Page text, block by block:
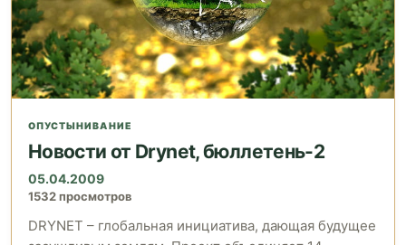
ОПУСТЫНИВАНИЕ
Новости от Drynet, бюллетень-2
05.04.2009
1532 просмотров
DRYNET – глобальная инициатива, дающая будущее